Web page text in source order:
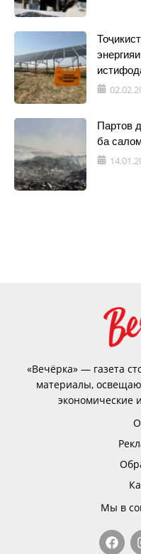
Партов
ба
«Вечёрка» — газета
материалы,
экономические
Мы в